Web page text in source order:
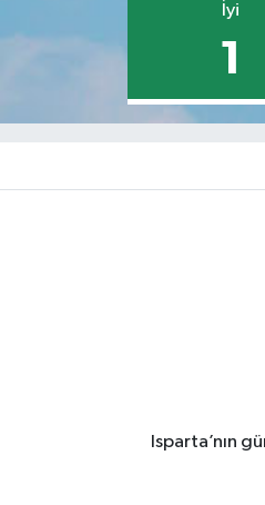
İyi
1
Isparta’nın